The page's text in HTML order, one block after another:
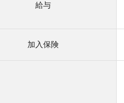
給与
加入保険